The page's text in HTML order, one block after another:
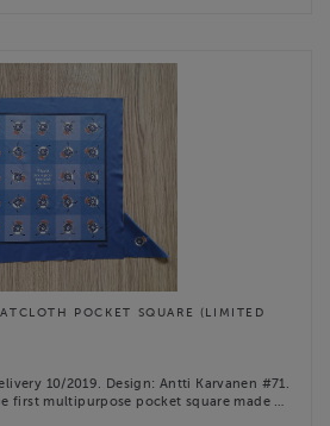
POCKET SQUARE (LIMITED
10/2019. Design: Antti Karvanen #71.
first multipurpose pocket square made …